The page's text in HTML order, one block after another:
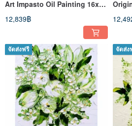
Art Impasto Oil Painting 16x20
inches (40cm * 50cm
12,839฿
จัดส่งฟรี จัดส่ง